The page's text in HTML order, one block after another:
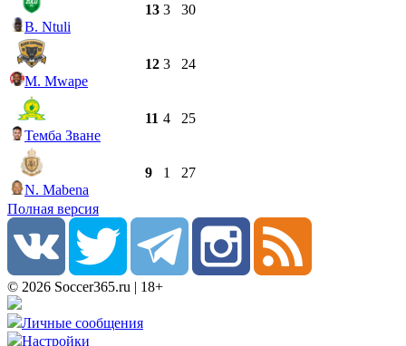
B. Ntuli
13 3 30
M. Mwape
12 3 24
Темба Зване
11 4 25
N. Mabena
9 1 27
Полная версия
© 2026 Soccer365.ru | 18+
Личные сообщения
Настройки